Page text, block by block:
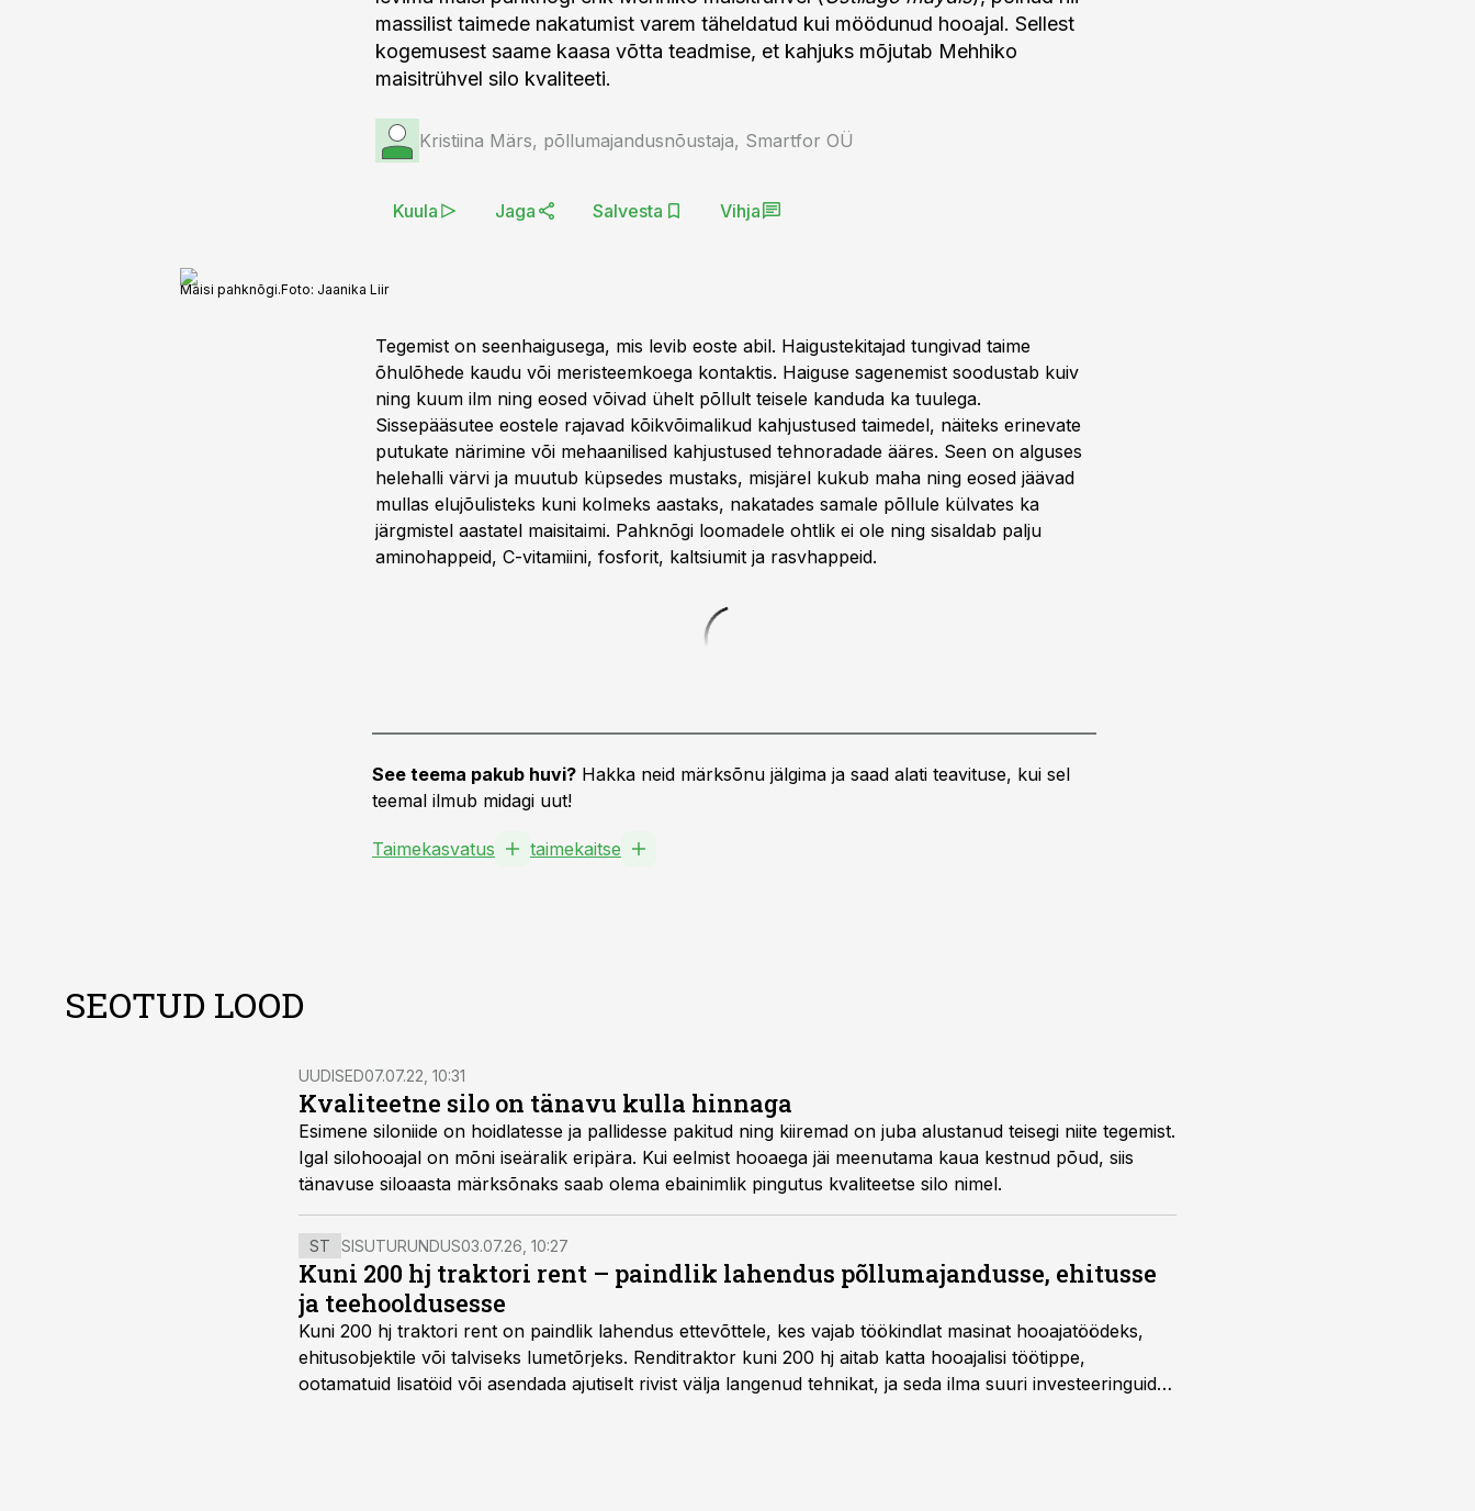
massilist taimede nakatumist varem täheldatud kui möödunud hooajal. Sellest
kogemusest saame kaasa võtta teadmise, et kahjuks mõjutab Mehhiko
maisitrühvel silo kvaliteeti.
Kristiina Märs, põllumajandusnõustaja, Smartfor OÜ
Kuula Jaga Salvesta Vihja
Maisi pahknõgi.Foto: Jaanika Liir
Tegemist on seenhaigusega, mis levib eoste abil. Haigustekitajad tungivad taime
õhulõhede kaudu või meristeemkoega kontaktis. Haiguse sagenemist soodustab kuiv
ning kuum ilm ning eosed võivad ühelt põllult teisele kanduda ka tuulega.
Sissepääsutee eostele rajavad kõikvõimalikud kahjustused taimedel, näiteks erinevate
putukate närimine või mehaanilised kahjustused tehnoradade ääres. Seen on alguses
helehalli värvi ja muutub küpsedes mustaks, misjärel kukub maha ning eosed jäävad
mullas elujõulisteks kuni kolmeks aastaks, nakatades samale põllule külvates ka
järgmistel aastatel maisitaimi. Pahknõgi loomadele ohtlik ei ole ning sisaldab palju
aminohappeid, C-vitamiini, fosforit, kaltsiumit ja rasvhappeid.
See teema pakub huvi? Hakka neid märksõnu jälgima ja saad alati teavituse, kui sel
teemal ilmub midagi uut!
Taimekasvatus taimekaitse
SEOTUD LOOD
UUDISED07.07.22, 10:31
Kvaliteetne silo on tänavu kulla hinnaga
Esimene siloniide on hoidlatesse ja pallidesse pakitud ning kiiremad on juba alustanud teisegi niite tegemist.
Igal silohooajal on mõni iseäralik eripära. Kui eelmist hooaega jäi meenutama kaua kestnud põud, siis
tänavuse siloaasta märksõnaks saab olema ebainimlik pingutus kvaliteetse silo nimel.
ST SISUTURUNDUS03.07.26, 10:27
Kuni 200 hj traktori rent – paindlik lahendus põllumajandusse, ehitusse
ja teehooldusesse
Kuni 200 hj traktori rent on paindlik lahendus ettevõttele, kes vajab töökindlat masinat hooajatöödeks,
ehitusobjektile või talviseks lumetõrjeks. Renditraktor kuni 200 hj aitab katta hooajalisi töötippe,
ootamatuid lisatöid või asendada ajutiselt rivist välja langenud tehnikat, ja seda ilma suuri investeeringuid